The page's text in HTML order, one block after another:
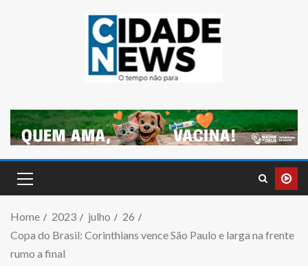
Home 2023 julho
26
Copa do Brasil: Corinthians vence São Paulo e larga na frente
rumo a final